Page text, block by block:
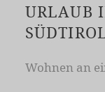
URLAUB
Wohnen an